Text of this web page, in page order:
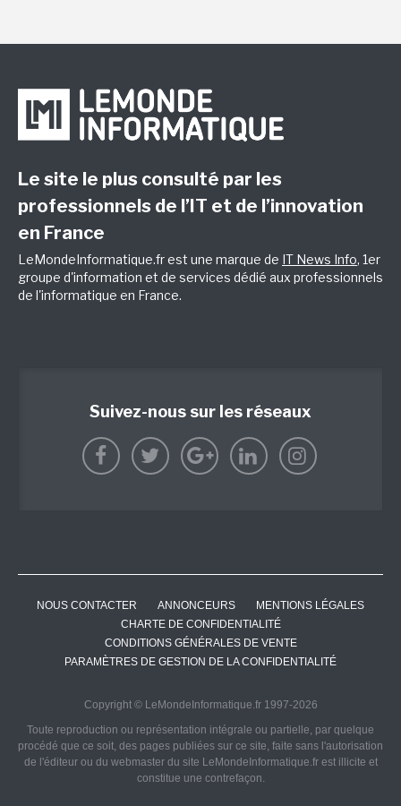
Le site le plus consulté par les
professionnels de l’IT et de l’innovation
en France
LeMondeInformatique.fr est une marque de IT News Info, 1er
groupe d'information et de services dédié aux professionnels
de l'informatique en France.
Suivez-nous sur les réseaux
NOUS CONTACTER ANNONCEURS
MENTIONS LÉGALES
CHARTE DE CONFIDENTIALITÉ
CONDITIONS GÉNÉRALES DE VENTE
PARAMÈTRES DE GESTION DE LA CONFIDENTIALITÉ
Copyright © LeMondeInformatique.fr 1997-2026
Toute reproduction ou représentation intégrale ou partielle, par quelque
procédé que ce soit, des pages publiées sur ce site, faite sans l'autorisation
de l'éditeur ou du webmaster du site LeMondeInformatique.fr est illicite et
constitue une contrefaçon.